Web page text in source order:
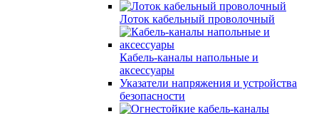
Лоток кабельный проволочный
Кабель-каналы напольные и
аксессуары
Указатели напряжения и устройства
безопасности